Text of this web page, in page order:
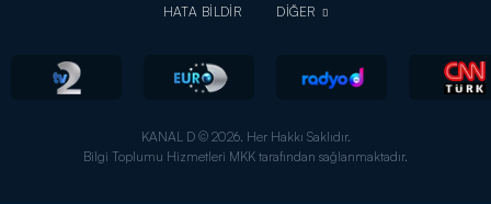
HATA BİLDİR
DİĞER
KANAL D © 2026. Her Hakkı Saklıdır.
Bilgi Toplumu Hizmetleri MKK tarafından sağlanmaktadır.